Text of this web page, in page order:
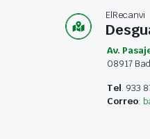
ElRecanvi
Av.
08917
Tel. 933
Correo: